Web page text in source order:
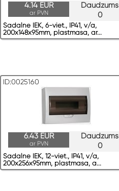
Daudzums
0
4.14 EUR
ar PVN
Sadalne IEK, 6-viet., IP41, v/a,
200x148x95mm, plastmasa, ar...
ID:0025160
Daudzums
0
6.43 EUR
ar PVN
Sadalne IEK, 12-viet., IP41, v/a,
200x256x95mm, plastmasa, a...